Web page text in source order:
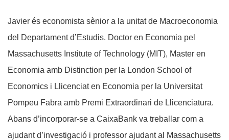
Javier és economista sènior a la unitat de Macroeconomia
del Departament d’Estudis. Doctor en Economia pel
Massachusetts Institute of Technology (MIT), Master en
Economia amb Distinction per la London School of
Economics i Llicenciat en Economia per la Universitat
Pompeu Fabra amb Premi Extraordinari de Llicenciatura.
Abans d’incorporar-se a CaixaBank va treballar com a
ajudant d’investigació i professor ajudant al Massachusetts